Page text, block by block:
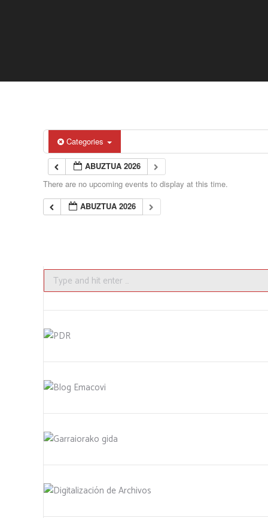
Categories
ABUZTUA 2026
There are no upcoming events to display at this time.
ABUZTUA 2026
Search: